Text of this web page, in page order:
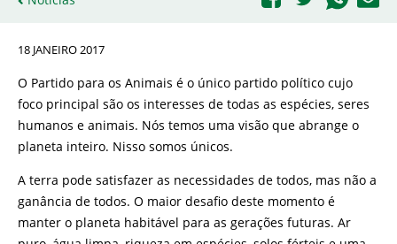
18 JANEIRO 2017
O Partido para os Animais é o único partido político cujo
foco principal são os interesses de todas as espécies, seres
humanos e animais. Nós temos uma visão que abrange o
planeta inteiro. Nisso somos únicos.
A terra pode satisfazer as necessidades de todos, mas não a
ganância de todos. O maior desafio deste momento é
manter o planeta habitável para as gerações futuras. Ar